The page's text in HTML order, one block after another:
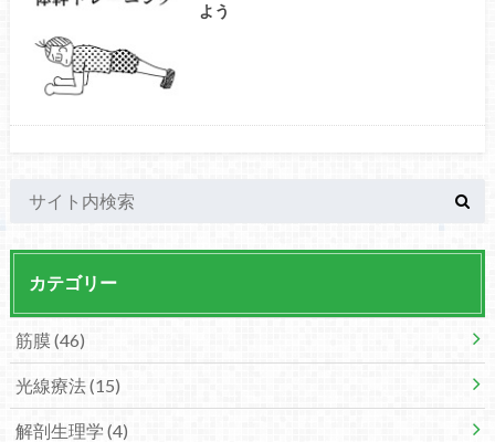
よう
カテゴリー
筋膜 (46)
光線療法(15)
解剖生理学 (4)